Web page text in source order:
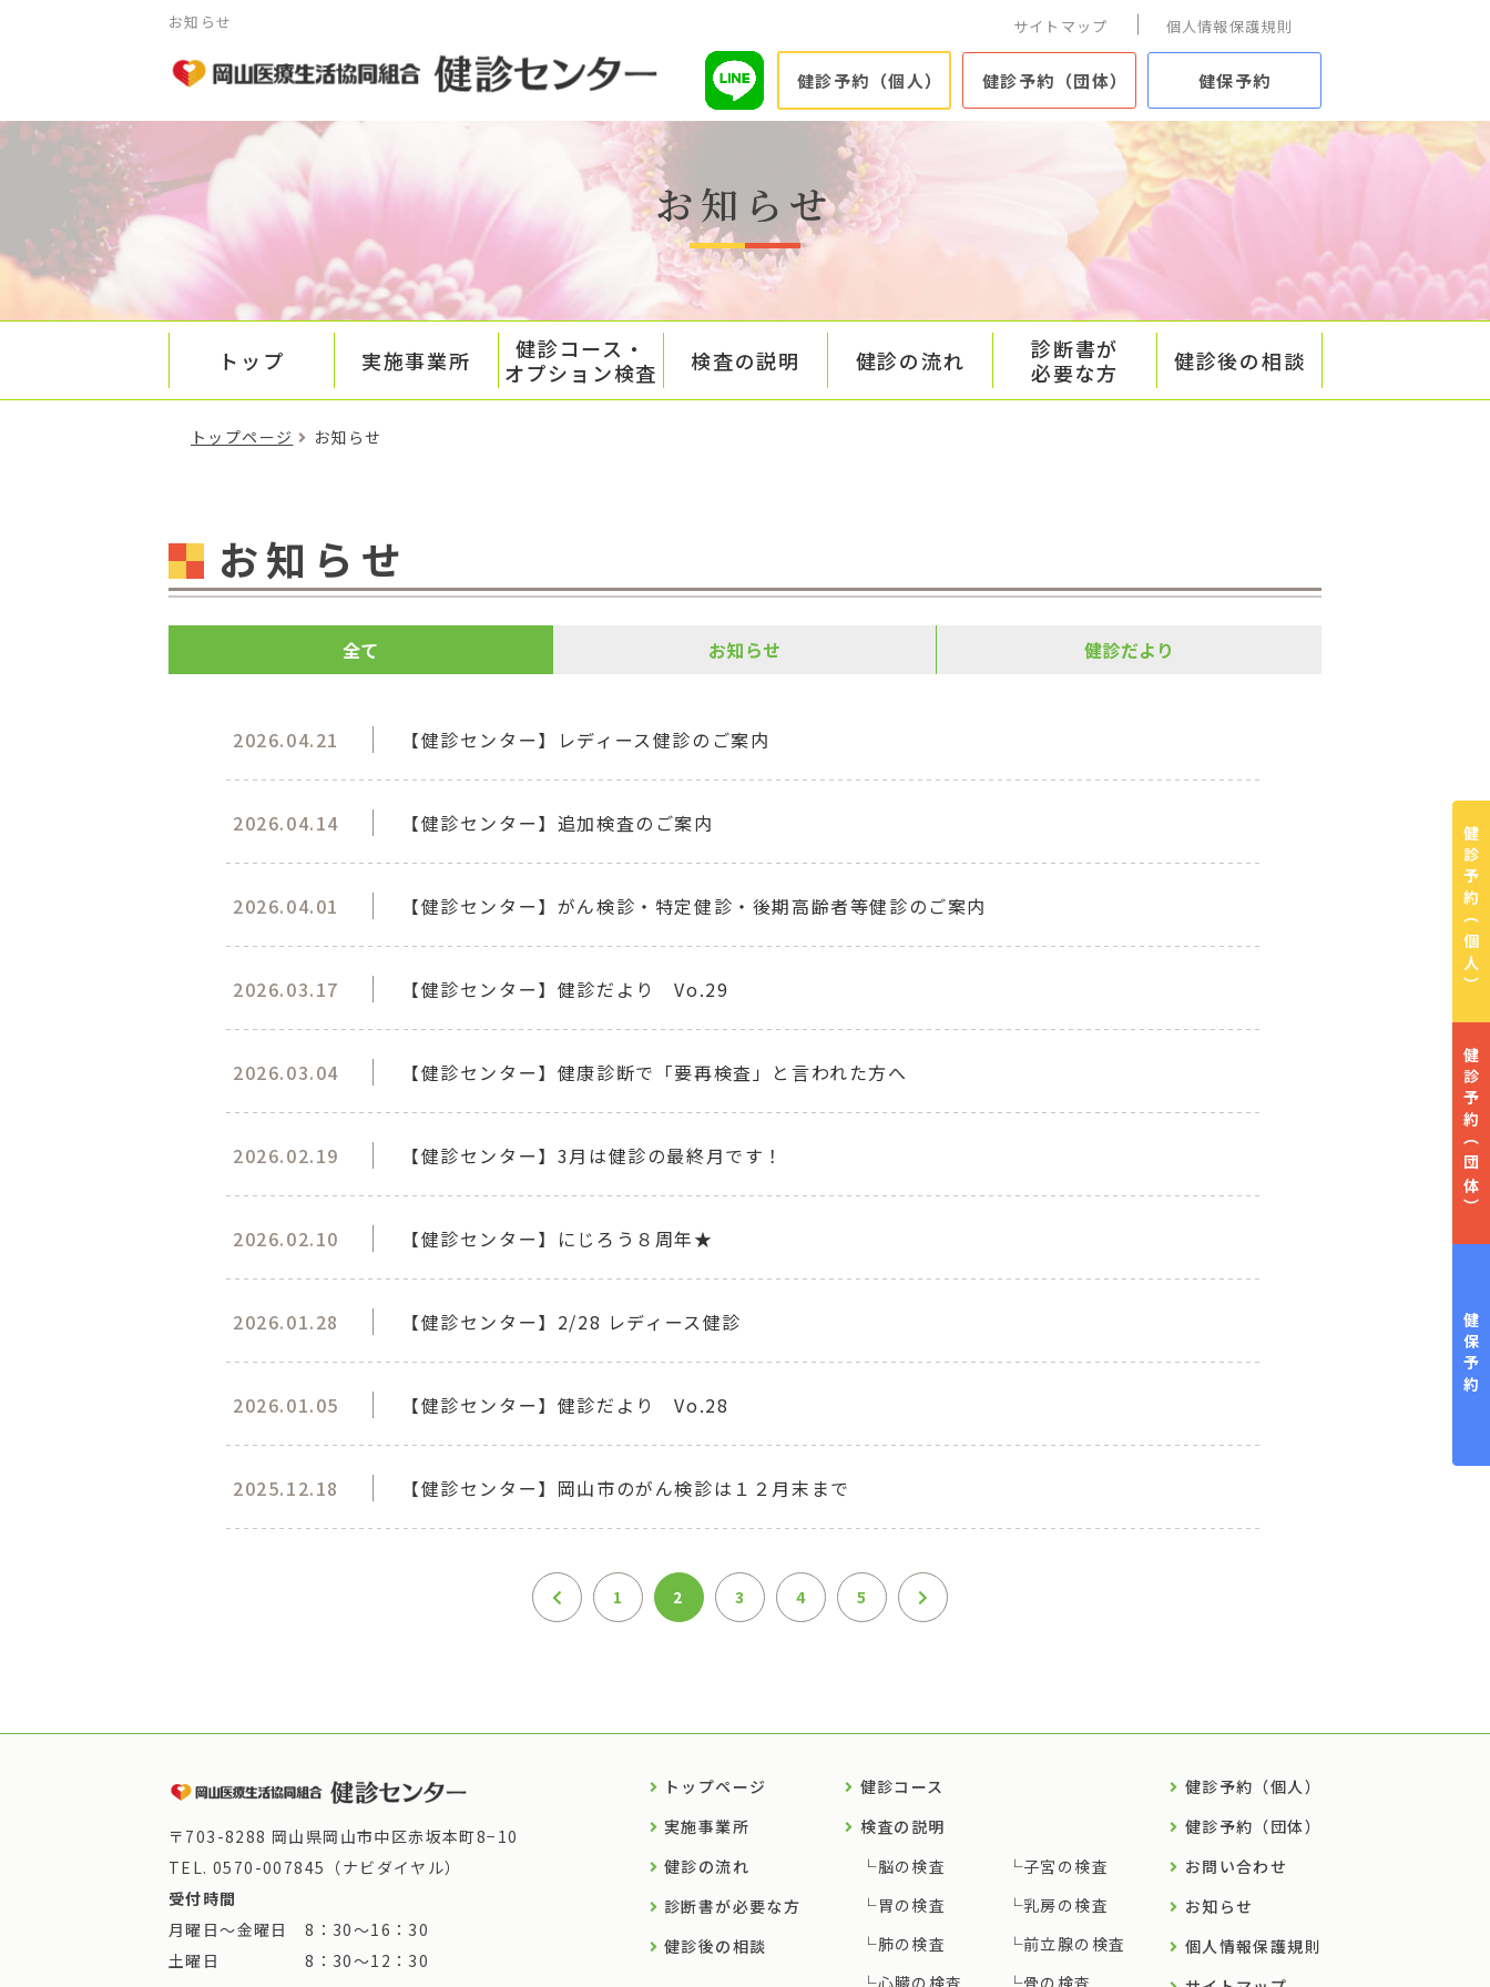
お知らせ サイトマップ 個人情報保護規則
健診予約（個人） 健診予約（団体） 健保予約
お知らせ
健診予約
（個人）
健診予約
（団体）
健保予約
トップ 実施事業所
健診コース・
オプション検査
検査の説明 健診の流れ
診断書が
必要な方
健診後の相談
トップページ お知らせ
お知らせ
全て お知らせ 健診だより
2026.04.21 【健診センター】レディース健診のご案内
2026.04.14 【健診センター】追加検査のご案内
2026.04.01 【健診センター】がん検診・特定健診・後期高齢者等健診のご案内
2026.03.17 【健診センター】健診だより Vo.29
2026.03.04 【健診センター】健康診断で「要再検査」と言われた方へ
2026.02.19 【健診センター】3月は健診の最終月です！
2026.02.10 【健診センター】にじろう８周年★
2026.01.28 【健診センター】2/28 レディース健診
2026.01.05 【健診センター】健診だより Vo.28
2025.12.18 【健診センター】岡山市のがん検診は１２月末まで
1 2 3 4 5
〒703-8288 岡山県岡山市中区赤坂本町8−10
TEL. 0570-007845（ナビダイヤル）
受付時間
月曜日～金曜日 8：30～16：30
土曜日 8：30～12：30
トップページ
実施事業所
健診の流れ
診断書が必要な方
健診後の相談
健診コース
検査の説明
脳の検査
胃の検査
肺の検査
心臓の検査
子宮の検査
乳房の検査
前立腺の検査
骨の検査
健診予約（個人）
健診予約（団体）
お問い合わせ
お知らせ
個人情報保護規則